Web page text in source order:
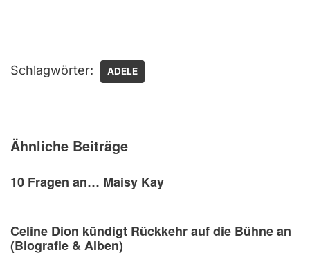
Schlagwörter: ADELE
Ähnliche Beiträge
10 Fragen an… Maisy Kay
Celine Dion kündigt Rückkehr auf die Bühne an
(Biografie & Alben)